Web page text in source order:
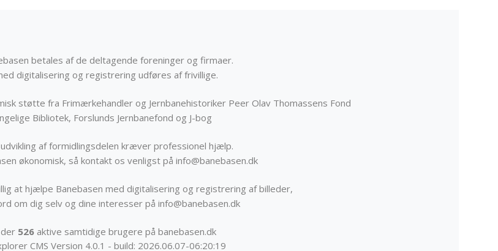
betales af de deltagende foreninger og firmaer.
digitalisering og registrering udføres af frivillige.
støtte fra Frimærkehandler og Jernbanehistoriker Peer Olav Thomassens Fond
Bibliotek, Forslunds Jernbanefond og J-bog
af formidlingsdelen kræver professionel hjælp.
økonomisk, så kontakt os venligst på info@banebasen.dk
at hjælpe Banebasen med digitalisering og registrering af billeder,
om dig selv og dine interesser på info@banebasen.dk
526 aktive samtidige brugere på banebasen.dk
CMS Version 4.0.1 - build: 2026.06.07-06:20:19